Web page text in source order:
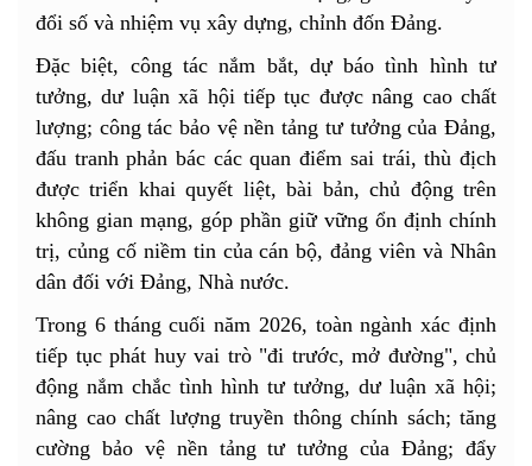
đổi số và nhiệm vụ xây dựng, chỉnh đốn Đảng.
Đặc biệt, công tác nắm bắt, dự báo tình hình tư
tưởng, dư luận xã hội tiếp tục được nâng cao chất
lượng; công tác bảo vệ nền tảng tư tưởng của Đảng,
đấu tranh phản bác các quan điểm sai trái, thù địch
được triển khai quyết liệt, bài bản, chủ động trên
không gian mạng, góp phần giữ vững ổn định chính
trị, củng cố niềm tin của cán bộ, đảng viên và Nhân
dân đối với Đảng, Nhà nước.
Trong 6 tháng cuối năm 2026, toàn ngành xác định
tiếp tục phát huy vai trò "đi trước, mở đường", chủ
động nắm chắc tình hình tư tưởng, dư luận xã hội;
nâng cao chất lượng truyền thông chính sách; tăng
cường bảo vệ nền tảng tư tưởng của Đảng; đẩy